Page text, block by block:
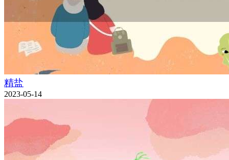
精盐
2023-05-14